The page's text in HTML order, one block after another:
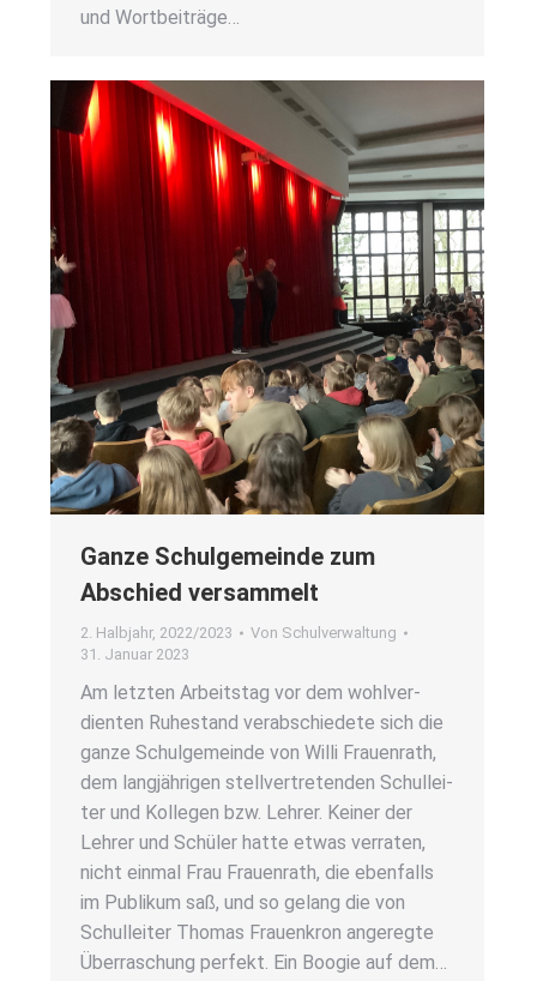
und Wort­bei­trä­ge…
Gan­ze Schul­ge­mein­de zum
Abschied ver­sam­melt
2. Halbjahr, 2022/2023 Von Schulverwaltung
31. Januar 2023
Am letz­ten Arbeits­tag vor dem wohl­ver­
dien­ten Ruhe­stand ver­ab­schie­de­te sich die
gan­ze Schul­ge­mein­de von Wil­li Frau­en­rath,
dem lang­jäh­ri­gen stell­ver­tre­ten­den Schul­lei­
ter und Kol­le­gen bzw. Leh­rer. Kei­ner der
Leh­rer und Schü­ler hat­te etwas ver­ra­ten,
nicht ein­mal Frau Frau­en­rath, die eben­falls
im Publi­kum saß, und so gelang die von
Schul­lei­ter Tho­mas Frau­en­kron ange­reg­te
Über­ra­schung per­fekt. Ein Boo­gie auf dem…